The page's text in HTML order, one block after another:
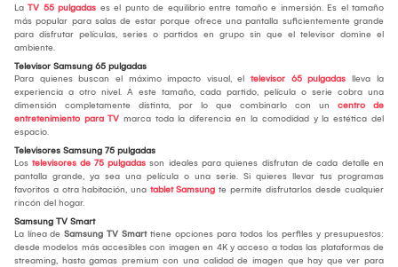
La TV 55 pulgadas es el punto de equilibrio entre tamaño e inmersión. Es el tamaño
más popular para salas de estar porque ofrece una pantalla suficientemente grande
para disfrutar películas, series o partidos en grupo sin que el televisor domine el
ambiente.
Televisor Samsung 65 pulgadas
Para quienes buscan el máximo impacto visual, el televisor 65 pulgadas lleva la
experiencia a otro nivel. A este tamaño, cada partido, película o serie cobra una
dimensión completamente distinta, por lo que combinarlo con un centro de
entretenimiento para TV marca toda la diferencia en la comodidad y la estética del
espacio.
Televisores Samsung 75 pulgadas
Los televisores de 75 pulgadas son ideales para quienes disfrutan de cada detalle en
pantalla grande, ya sea una película o una serie. Si quieres llevar tus programas
favoritos a otra habitación, una tablet Samsung te permite disfrutarlos desde cualquier
rincón del hogar.
Samsung TV Smart
La línea de Samsung TV Smarttiene opciones para todos los perfiles y presupuestos:
desde modelos más accesibles con imagen en 4K y acceso a todas las plataformas de
streaming, hasta gamas premium con una calidad de imagen que hay que ver para